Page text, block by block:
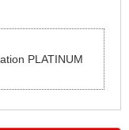
PLATINUM